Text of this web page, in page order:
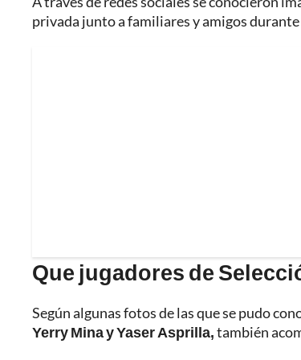
privada junto a familiares y amigos durante
Que jugadores de
Según algunas fotos de las que se pudo
Yerry Mina y Yaser Asprilla,también